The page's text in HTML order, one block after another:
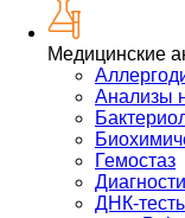
Медицинские
Анализы
Гемостаз
ДНК-